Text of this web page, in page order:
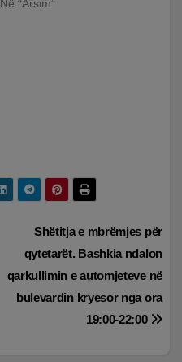
Në “Arsim”
Shëtitja e mbrëmjes për
qytetarët. Bashkia ndalon
qarkullimin e automjeteve në
bulevardin kryesor nga ora
19:00-22:00